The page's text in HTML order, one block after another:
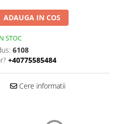
ADAUGA IN COS
STOC
6108
+40775585484
Cere informatii